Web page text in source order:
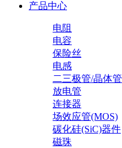
产品中心
电阻
电容
保险丝
电感
二三极管/晶体管
放电管
连接器
场效应管(MOS)
碳化硅(SiC)器件
磁珠